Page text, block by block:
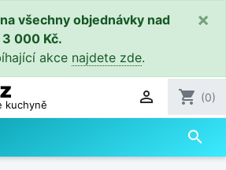
všechny objednávky nad
3 000 Kč.
akce najdete zde.
×
kuchyně  shopping_cart (0)
search